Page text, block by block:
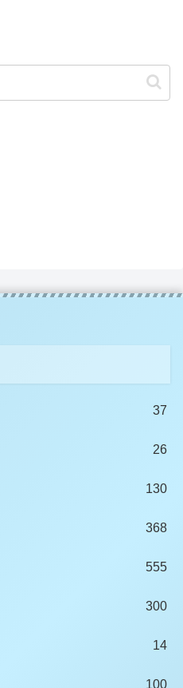
37
26
130
368
555
300
14
100